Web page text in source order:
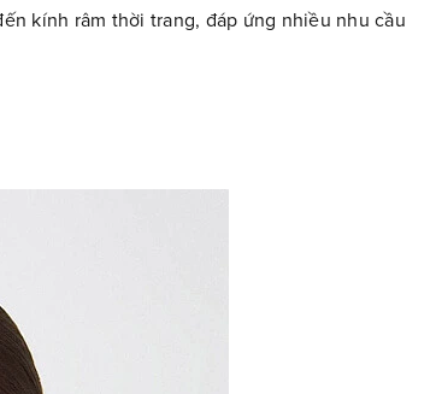
kính râm thời trang, đáp ứng nhiều nhu cầu